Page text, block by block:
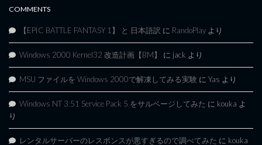
COMMENTS
【EPIC BATTLE FANTASY 1】 と 日本語訳 に RandoPlay より
Windows 2000 Kernel32 改造計画【BM】 に jack より
MSU ファイルを Windows 2000で解凍してみる実験 に Yas より
Windows NT 3.51 Service Pack 5 をサルベージしてみた に kouka よ
り
レンタルサーバーのレスポンスが悪すぎるので調べてみた に kouka